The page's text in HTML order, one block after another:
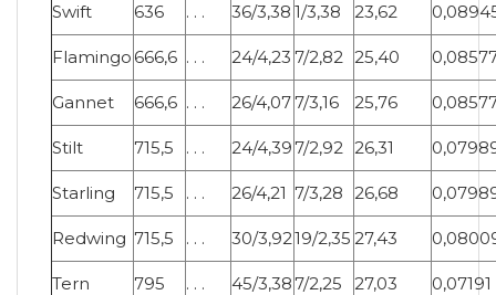
Swift 636 . . . 36/3,38 1/3,38 23,62
Flamingo 666,6 . . . 24/4,23 7/2,82 25,40
Gannet 666,6 . . . 26/4,077/3,16 25,76
Stilt 715,5 . . . 24/4,397/2,92 26,31
Starling 715,5 . . . 26/4,21 7/3,28 26,68
Redwing 715,5 . . . 30/3,9219/2,35 27,43
Tern 795 . . . 45/3,387/2,25 27,03 0,07191